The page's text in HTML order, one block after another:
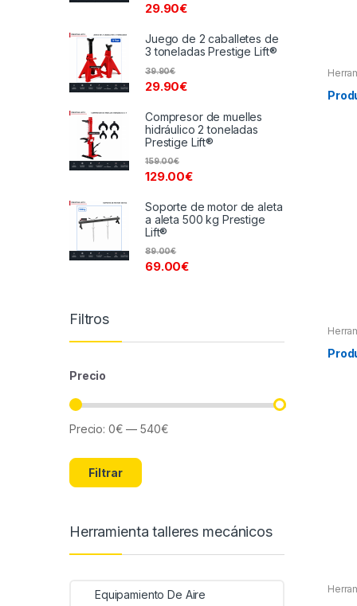
29.90€
Juego de 2 caballetes de
3 toneladas Prestige Lift®
29.90€
39.90€
Compresor de muelles
hidráulico 2 toneladas
Prestige Lift®
129.00€
159.00€
Soporte de motor de aleta
a aleta 500 kg Prestige
Lift®
69.00€
89.00€
Filtros
Precio
Precio
Precio
Filtrar
Precio: 0€ —540€
Herramienta talleres mecánicos
Equipamiento De Aire